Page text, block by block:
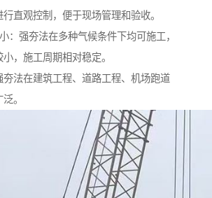
直观控制，便于现场管理和验收。
：强夯法在多种气候条件下均可施工，
，施工周期相对稳定。
夯法在建筑工程、道路工程、机场跑道
。